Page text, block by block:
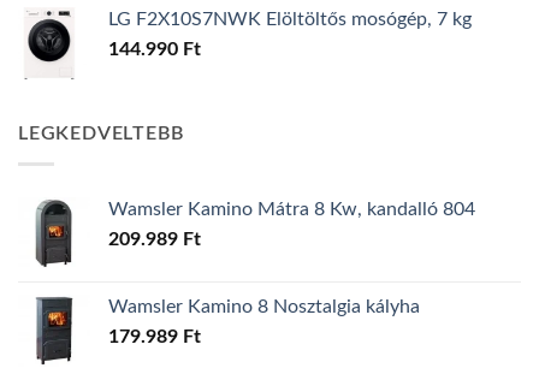
LG F2X10S7NWK Elöltöltős mosógép, 7 kg
144.990 Ft
LEGKEDVELTEBB
Wamsler Kamino Mátra 8 Kw, kandalló 804
209.989 Ft
Wamsler Kamino 8 Nosztalgia kályha
179.989 Ft